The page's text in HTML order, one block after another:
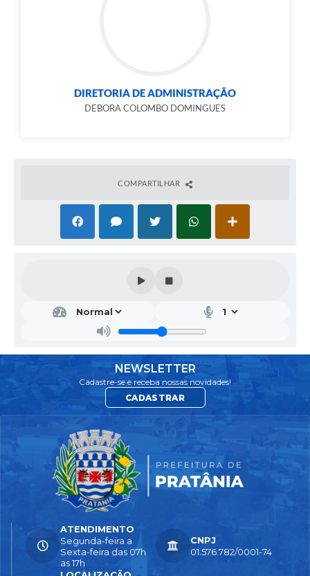
DIRETORIA DE ADMINISTRAÇÃO
DEBORA COLOMBO DOMINGUES
COMPARTILHAR
NEWSLETTER
Cadastre-se e receba nossas novidades!
CADASTRAR
ATENDIMENTO
Segunda-feira a
Sexta-feira das 07h
as 17h
CNPJ
01.576.782/0001-74